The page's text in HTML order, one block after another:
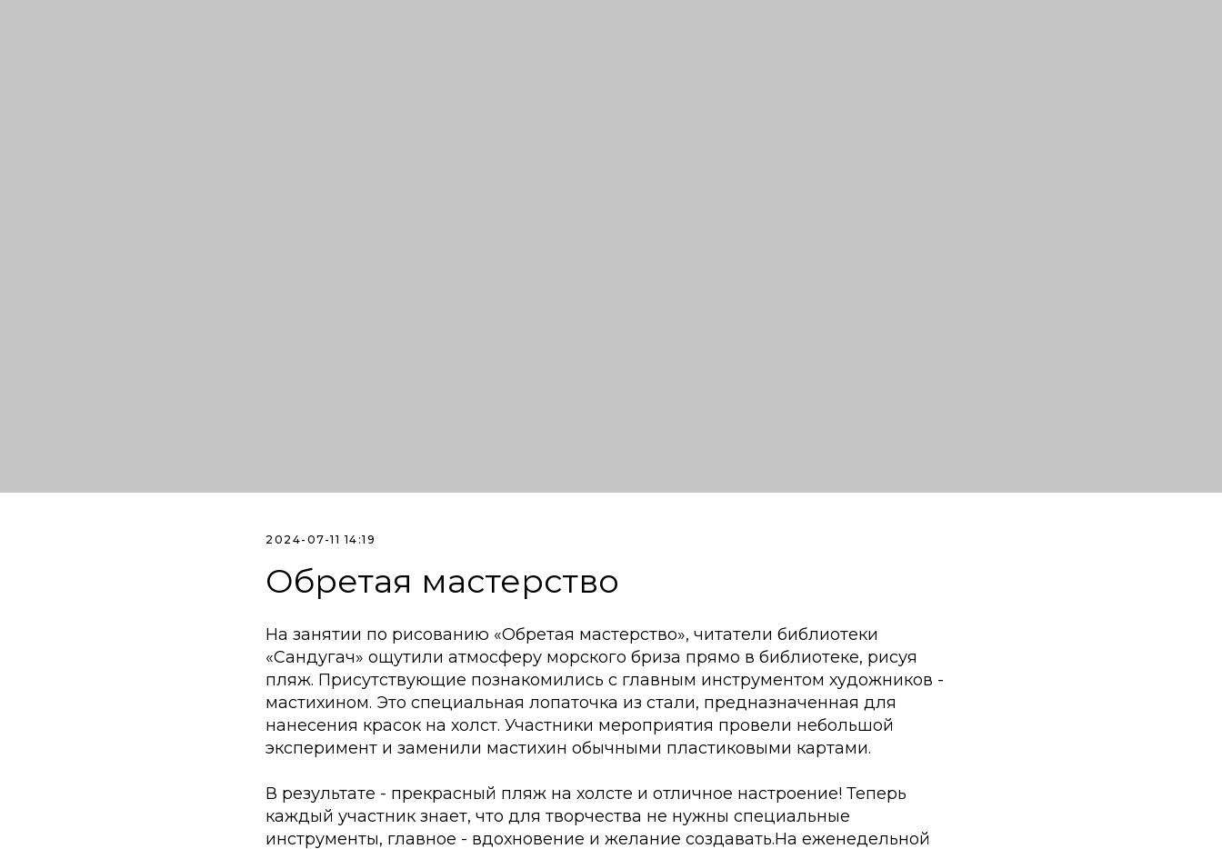
2024-07-11 14:19
Обретая мастерство
На занятии по рисованию «Обретая мастерство», читатели библиотеки
«Сандугач» ощутили атмосферу морского бриза прямо в библиотеке, рисуя
пляж. Присутствующие познакомились с главным инструментом художников -
мастихином. Это специальная лопаточка из стали, предназначенная для
нанесения красок на холст. Участники мероприятия провели небольшой
эксперимент и заменили мастихин обычными пластиковыми картами.
В результате - прекрасный пляж на холсте и отличное настроение! Теперь
каждый участник знает, что для творчества не нужны специальные
инструменты, главное - вдохновение и желание создавать.На еженедельной